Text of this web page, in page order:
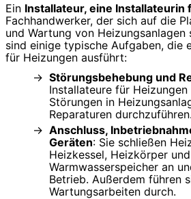
Ein Installateur, eine Installateurin
Fachhandwerker, der sich auf die
und Wartung von
sind einige typische Aufgaben, die
für Heizungen ausführt:
Störungsbehebung und
Installateure für
Störungen in
Reparaturen durchzuführen.
Anschluss,
Geräten: Sie schließen
Heizkessel, Heizkörper und
Warmwasserspeicher an
Betrieb. Außerdem führen
Wartungsarbeiten durch.